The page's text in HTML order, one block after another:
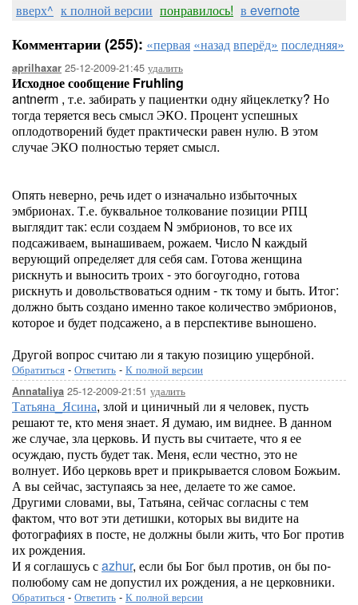
вверх^ к полной версии понравилось! в evernote
Комментарии (255): «первая «назадвперёд» последняя»
aprilhaxar 25-12-2009-21:45 удалить
Исходное сообщение Fruhling
antnerm , т.е. забирать у пациентки одну яйцеклетку? Но
тогда теряется весь смысл ЭКО. Процент успешных
оплодотворений будет практически равен нулю. В этом
случае ЭКО полностью теряет смысл.
Опять неверно, речь идет о изначально избыточных
эмбрионах. Т.е. буквальное толкование позиции РПЦ
выглядит так: если создаем N эмбрионов, то все их
подсаживаем, вынашиваем, рожаем. Число N каждый
верующий определяет для себя сам. Готова женщина
рискнуть и выносить троих - это богоугодно, готова
рискнуть и довольствоваться одним - тк тому и быть. Итог:
должно быть создано именно такое количество эмбрионов,
которое и будет подсажено, а в перспективе выношено.
Другой вопрос считаю ли я такую позицию ущербной.
Обратиться - Ответить - К полной версии
Annataliya 25-12-2009-21:51 удалить
Татьяна_Ясина, злой и циничный ли я человек, пусть
решают те, кто меня знает. Я думаю, им виднее. В данном
же случае, зла церковь. И пусть вы считаете, что я ее
осуждаю, пусть будет так. Меня, если честно, это не
волнует. Ибо церковь врет и прикрывается словом Божьим.
А вы сейчас, заступаясь за нее, делаете то же самое.
Другими словами, вы, Татьяна, сейчас согласны с тем
фактом, что вот эти детишки, которых вы видите на
фотографиях в посте, не должны были жить, что Бог против
их рождения.
И я соглашусь сazhur, если бы Бог был против, он бы по-
полюбому сам не допустил их рождения, а не церковники.
Обратиться - Ответить - К полной версии